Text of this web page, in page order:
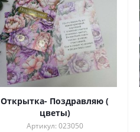
Открытка- Поздравляю (
цветы)
Артикул: 023050